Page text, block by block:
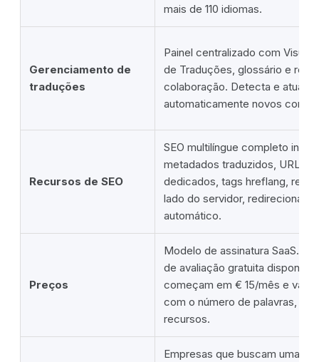
mais de 110 idiomas.
Gerenciamento de
traduções
Painel centralizado com Visual
de Traduções, glossário e
colaboração. Detecta e atualiza
automaticamente novos
Recursos de SEO
SEO multilíngue completo
metadados traduzidos, URLs
dedicados, tags hreflang,
lado do servidor,
automático.
Preços
Modelo de assinatura SaaS.
de avaliação gratuita
começam em € 15/mês e
com o número de palavras,
recursos.
Empresas que buscam uma